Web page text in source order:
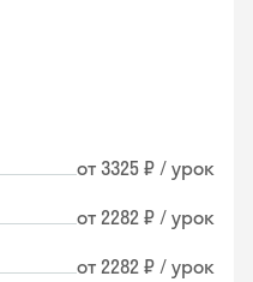
от 3325 ₽ / урок
от 2282 ₽ / урок
от 2282 ₽ / урок